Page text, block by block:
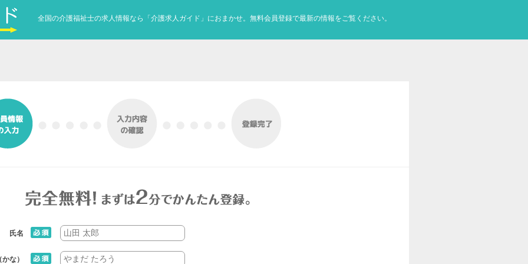
全国の介護福祉士の求人情報なら「介護求人ガイド」におまかせ。無料会員登録で最新の情報をご覧ください。
氏名
な）